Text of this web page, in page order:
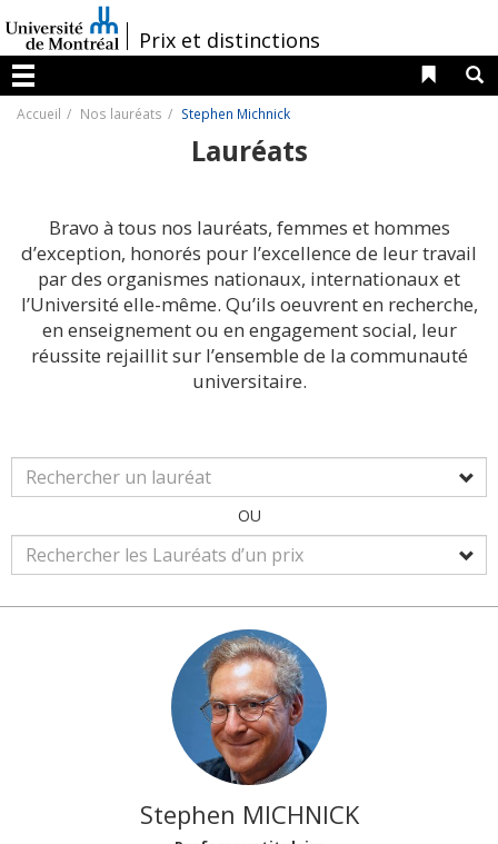
au
contenu
/Prix et distinctions
Menu
Liens
Accueil Nos lauréats Stephen Michnick
Lauréats
Bravo à tous nos lauréats, femmes et hommes
d’exception, honorés pour l’excellence de leur travail
par des organismes nationaux, internationaux et
l’Université elle-même. Qu’ils oeuvrent en recherche,
en enseignement ou en engagement social, leur
réussite rejaillit sur l’ensemble de la communauté
universitaire.
OU
Stephen MICHNICK